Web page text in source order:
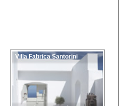
Villa Fabrica Santorini